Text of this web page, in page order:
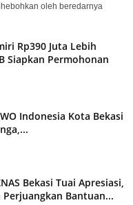
oleh beredarnya
Rp390 Juta Lebih
Siapkan Permohonan
Indonesia Kota Bekasi
Bekasi Tuai Apresiasi,
Perjuangkan Bantuan...